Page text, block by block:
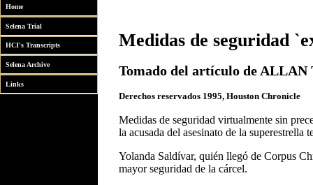
Home
Selena Trial
HCI's Transcripts
Selena Archive
Links
Medidas de seguridad
Tomado del artículo de ALLAN
Derechos reservados 1995, Houston Chronicle
Medidas de seguridad virtualmente sin
la acusada del asesinato de la
Yolanda Saldívar, quién llegó de Corpus
mayor seguridad de la cárcel.